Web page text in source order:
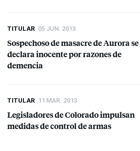
TITULAR 05 JUN. 2013
Sospechoso de masacre de Aurora se
declara inocente por razones de
demencia
TITULAR 11 MAR. 2013
Legisladores de Colorado impulsan
medidas de control de armas